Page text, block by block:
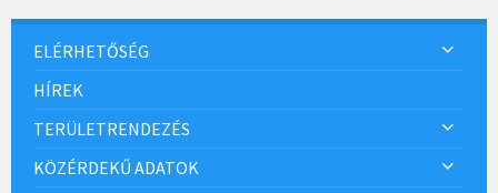
ELÉRHETŐSÉG
HÍREK
TERÜLETRENDEZÉS
KÖZÉRDEKŰ ADATOK